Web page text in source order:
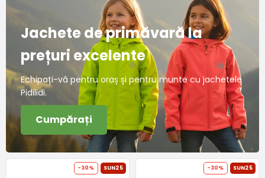
Jachete de primăvară la
prețuri excelente
Echipați-vă pentru oraș și pentru munte cu jachetele
Pidilidi.
Cumpărați
-30% SUN25 -30% SUN25